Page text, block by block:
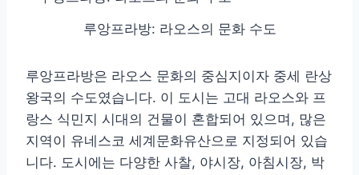
루앙프라방: 라오스의 문화 수도
루앙프라방은 라오스 문화의 중심지이자 중세 란상
왕국의 수도였습니다. 이 도시는 고대 라오스와 프
랑스 식민지 시대의 건물이 혼합되어 있으며, 많은
지역이 유네스코 세계문화유산으로 지정되어 있습
니다. 도시에는 다양한 사찰, 야시장, 아침시장, 박